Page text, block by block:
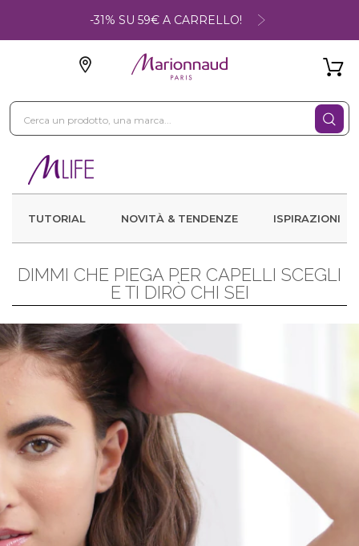
-31% SU 59€ A CARRELLO!
TUTORIAL NOVITÀ & TENDENZE ISPIRAZIONI
DIMMI CHE PIEGA PER CAPELLI SCEGLI
E TI DIRÒ CHI SEI